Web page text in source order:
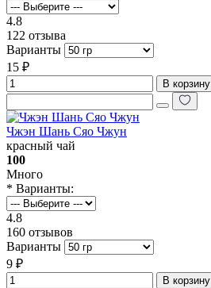
4.8
122 отзыва
Варианты
15 ₽
В корзину
Чжэн Шань Сяо Чжун
красный чай
100
Много
* Варианты:
4.8
160 отзывов
Варианты
9 ₽
В корзину